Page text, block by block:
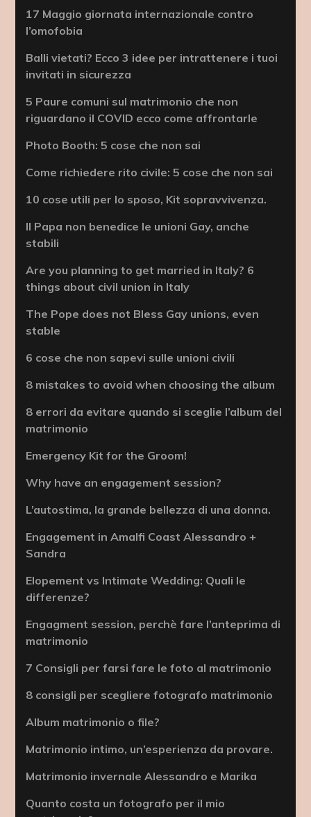
17 Maggio giornata internazionale contro
l’omofobia
Balli vietati? Ecco 3 idee per intrattenere i tuoi
invitati in sicurezza
5 Paure comuni sul matrimonio che non
riguardano il COVID ecco come affrontarle
Photo Booth: 5 cose che non sai
Come richiedere rito civile: 5 cose che non sai
10 cose utili per lo sposo, Kit sopravvivenza.
Il Papa non benedice le unioni Gay, anche
stabili
Are you planning to get married in Italy? 6
things about civil union in Italy
The Pope does not Bless Gay unions, even
stable
6 cose che non sapevi sulle unioni civili
8 mistakes to avoid when choosing the album
8 errori da evitare quando si sceglie l’album del
matrimonio
Emergency Kit for the Groom!
Why have an engagement session?
L’autostima, la grande bellezza di una donna.
Engagement in Amalfi Coast Alessandro +
Sandra
Elopement vs Intimate Wedding: Quali le
differenze?
Engagment session, perchè fare l’anteprima di
matrimonio
7 Consigli per farsi fare le foto al matrimonio
8 consigli per scegliere fotografo matrimonio
Album matrimonio o file?
Matrimonio intimo, un’esperienza da provare.
Matrimonio invernale Alessandro e Marika
Quanto costa un fotografo per il mio